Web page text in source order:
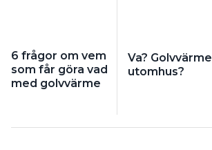
6 frågor om vem
som får göra vad
med golvvärme
Va? Golvvärme
utomhus?